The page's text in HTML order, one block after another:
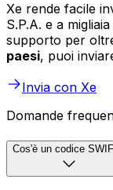
Xe rende facile
S.P.A. e a
supporto per
paesi, puoi
Invia con Xe
Domande
Cos'è un codice